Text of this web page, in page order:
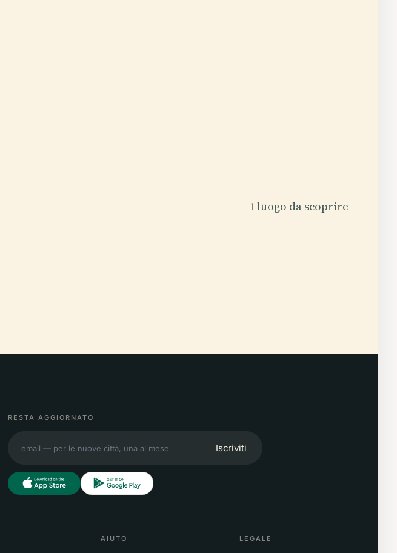
1 luogo da scoprire
RESTA AGGIORNATO
Iscriviti
AIUTO LEGALE